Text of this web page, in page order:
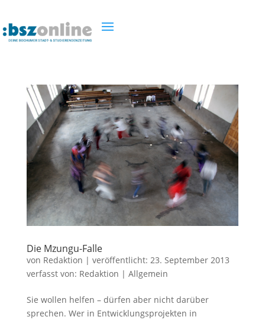
Die Mzungu-Falle
von Redaktion | veröffentlicht: 23. September 2013
verfasst von: Redaktion | Allgemein
Sie wollen helfen – dürfen aber nicht darüber
sprechen. Wer in Entwicklungsprojekten in